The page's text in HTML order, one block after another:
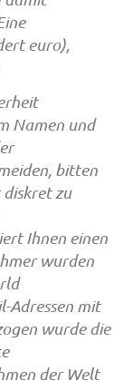
euro),
Namen und
bitten
zu
Ihnen einen
wurden
Adressen mit
wurde die
der Welt